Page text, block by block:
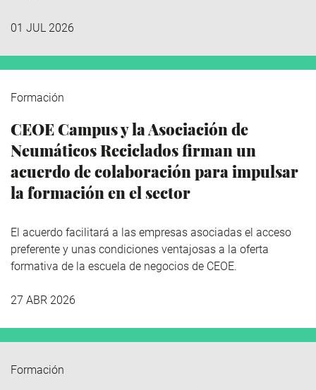
01 JUL 2026
Formación
CEOE Campus y la Asociación de
Neumáticos Reciclados firman un
acuerdo de colaboración para impulsar
la formación en el sector
El acuerdo facilitará a las empresas asociadas el acceso
preferente y unas condiciones ventajosas a la oferta
formativa de la escuela de negocios de CEOE.
27 ABR 2026
Formación